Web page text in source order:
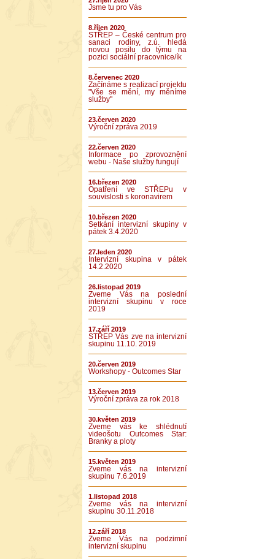
Jsme tu pro Vás
8.říjen 2020
STŘEP – České centrum pro
sanaci rodiny, z.ú. hledá
novou posilu do týmu na
pozici sociální pracovnice/ík
8.červenec 2020
Začínáme s realizací projektu
"Vše se mění, my měníme
služby"
23.červen 2020
Výroční zpráva 2019
22.červen 2020
Informace po zprovoznění
webu - Naše služby fungují
16.březen 2020
Opatření ve STŘEPu v
souvislosti s koronavirem
10.březen 2020
Setkání intervizní skupiny v
pátek 3.4.2020
27.leden 2020
Intervizní skupina v pátek
14.2.2020
26.listopad 2019
Zveme Vás na poslední
intervizní skupinu v roce
2019
17.září 2019
STŘEP Vás zve na intervizní
skupinu 11.10. 2019
20.červen 2019
Workshopy - Outcomes Star
13.červen 2019
Výroční zpráva za rok 2018
30.květen 2019
Zveme vás ke shlédnutí
videošotu Outcomes Star:
Branky a ploty
15.květen 2019
Zveme vás na intervizní
skupinu 7.6.2019
1.listopad 2018
Zveme vás na intervizní
skupinu 30.11.2018
12.září 2018
Zveme Vás na podzimní
intervizní skupinu